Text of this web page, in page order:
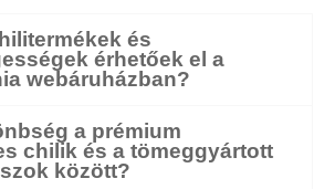
és
érhetőek el a
webáruházban?
a prémium
chilik és a tömeggyártott
között?